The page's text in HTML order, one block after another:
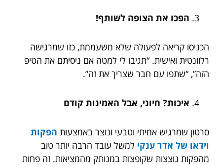
הפכו את הצופה לשותף!
הכניסו קריאה לפעולה שלא משעממת, כזו שמרגישה
רלוונטית ואישית. “תגיבו לי למטה אם ניסיתם את הטיפ
הזה”, “שתפו עם חבר שצריך את זה”.
איכות? חיוני, אבל האמינות קודם
סרטון שמרגיש אמיתי וטבעי ונוצר באמצעות הפקות
וידאו של אדר ענקי למשל עובד הרבה יותר טוב
מהפקות נוצצות שקופצות במנותק מהמציאות. זה פחות